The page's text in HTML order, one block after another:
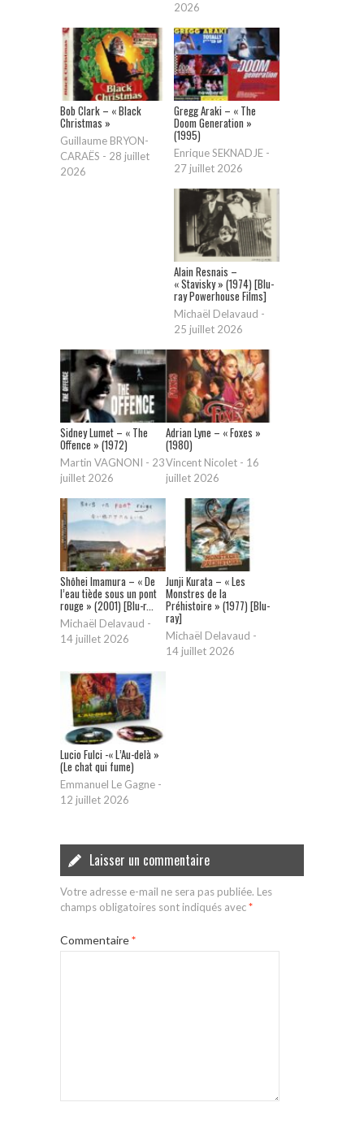
2026
Bob Clark – « Black
Christmas »
Guillaume BRYON-
CARAËS - 28 juillet
2026
Gregg Araki – « The
Doom Generation »
(1995)
Enrique SEKNADJE -
27 juillet 2026
Alain Resnais –
« Stavisky » (1974) [Blu-
ray Powerhouse Films]
Michaël Delavaud -
25 juillet 2026
Sidney Lumet – « The
Offence » (1972)
Martin VAGNONI - 23
juillet 2026
Adrian Lyne – « Foxes »
(1980)
Vincent Nicolet - 16
juillet 2026
Shōhei Imamura – « De
l’eau tiède sous un pont
rouge » (2001) [Blu-r...
Michaël Delavaud -
14 juillet 2026
Junji Kurata – « Les
Monstres de la
Préhistoire » (1977) [Blu-
ray]
Michaël Delavaud -
14 juillet 2026
Lucio Fulci -« L’Au-delà »
(Le chat qui fume)
Emmanuel Le Gagne -
12 juillet 2026
Laisser un commentaire
Votre adresse e-mail ne sera pas publiée. Les
champs obligatoires sont indiqués avec*
Commentaire*